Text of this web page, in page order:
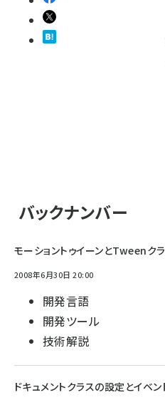
バックナンバー
モーショントゥイーンとTweenク
2008年6月30日 20:00
開発言語
開発ツール
技術解説
ドキュメントクラスの設定とイベ